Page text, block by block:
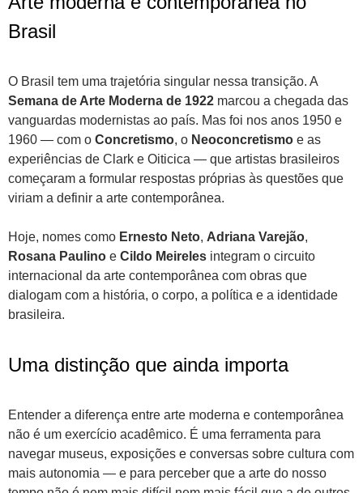
Brasil
O Brasil tem uma trajetória singular nessa transição. A
Semana de Arte Moderna de 1922 marcou a chegada das
vanguardas modernistas ao país. Mas foi nos anos 1950 e
1960 — com o Concretismo, o Neoconcretismo e as
experiências de Clark e Oiticica — que artistas brasileiros
começaram a formular respostas próprias às questões que
viriam a definir a arte contemporânea.
Hoje, nomes como Ernesto Neto, Adriana Varejão,
Rosana Paulino e Cildo Meireles integram o circuito
internacional da arte contemporânea com obras que
dialogam com a história, o corpo, a política e a identidade
brasileira.
Uma distinção que ainda importa
Entender a diferença entre arte moderna e contemporânea
não é um exercício acadêmico. É uma ferramenta para
navegar museus, exposições e conversas sobre cultura com
mais autonomia — e para perceber que a arte do nosso